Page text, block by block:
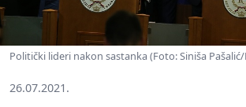
Politički lideri nakon sastanka (Foto: Siniša Pašalić/
26.07.2021.